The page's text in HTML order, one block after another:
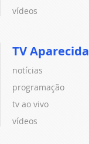
vídeos
TV Aparecida
notícias
programação
tv ao vivo
vídeos